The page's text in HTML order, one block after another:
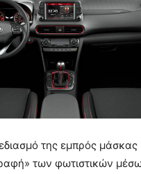
της εμπρός μάσκας
των φωτιστικών